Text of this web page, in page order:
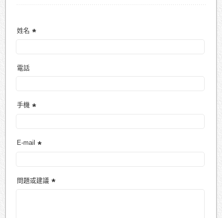
姓名
電話
手機
E-mail
問題或建議